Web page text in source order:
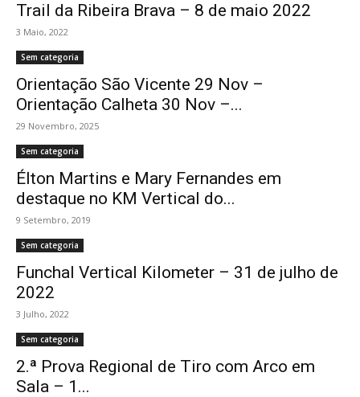
Trail da Ribeira Brava – 8 de maio 2022
3 Maio, 2022
Sem categoria
Orientação São Vicente 29 Nov –
Orientação Calheta 30 Nov –...
29 Novembro, 2025
Sem categoria
Élton Martins e Mary Fernandes em
destaque no KM Vertical do...
9 Setembro, 2019
Sem categoria
Funchal Vertical Kilometer – 31 de julho de
2022
3 Julho, 2022
Sem categoria
2.ª Prova Regional de Tiro com Arco em
Sala – 1...